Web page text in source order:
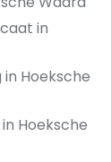
in
Hoeksche
Hoeksche